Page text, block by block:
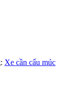
Xe cần cẩu múc